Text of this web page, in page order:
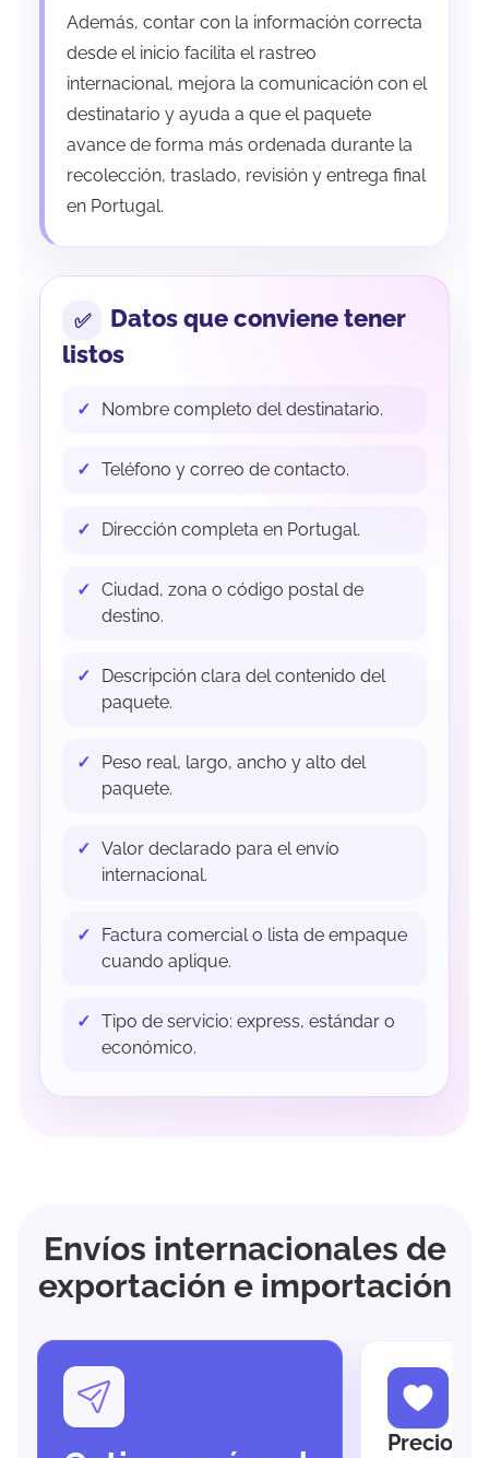
Además, contar con la información correcta
desde el inicio facilita el rastreo
internacional, mejora la comunicación con el
destinatario y ayuda a que el paquete
avance de forma más ordenada durante la
recolección, traslado, revisión y entrega final
en Portugal.
Datos que conviene tener
listos
Nombre completo del destinatario.
Teléfono y correo de contacto.
Dirección completa en Portugal.
Ciudad, zona o código postal de
destino.
Descripción clara del contenido del
paquete.
Peso real, largo, ancho y alto del
paquete.
Valor declarado para el envío
internacional.
Factura comercial o lista de empaque
cuando aplique.
Tipo de servicio: express, estándar o
económico.
Envíos internacionales de
exportación e importación
Precios